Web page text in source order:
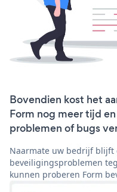
Bovendien kost het
Form nog meer tijd
problemen of bugs
Naarmate uw bedrijf
beveiligingsproblemen
kunnen proberen Form